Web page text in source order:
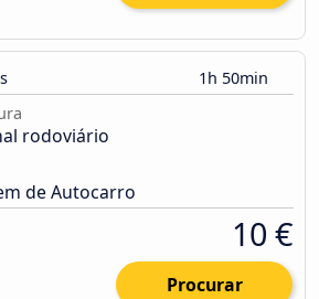
1h 50min
rodoviário
de Autocarro
10 €
Procurar